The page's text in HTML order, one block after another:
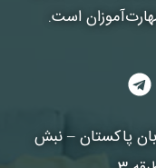
است.
پاکستان – نبش